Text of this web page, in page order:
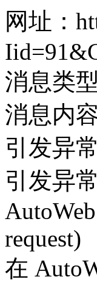
网址：
消息类
消息内
引发异
引发异
request)
在